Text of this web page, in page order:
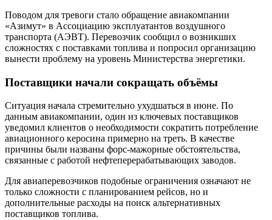
Поводом для тревоги стало обращение авиакомпании
«Азимут» в Ассоциацию эксплуатантов воздушного
транспорта (АЭВТ). Перевозчик сообщил о возникших
сложностях с поставками топлива и попросил организацию
вынести проблему на уровень Министерства энергетики.
Поставщики начали сокращать объёмы
Ситуация начала стремительно ухудшаться в июне. По
данным авиакомпании, один из ключевых поставщиков
уведомил клиентов о необходимости сократить потребление
авиационного керосина примерно на треть. В качестве
причины были названы форс-мажорные обстоятельства,
связанные с работой нефтеперерабатывающих заводов.
Для авиаперевозчиков подобные ограничения означают не
только сложности с планированием рейсов, но и
дополнительные расходы на поиск альтернативных
поставщиков топлива.